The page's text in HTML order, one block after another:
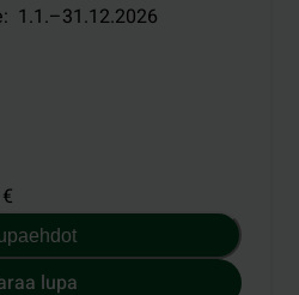
: 1.1.–31.12.2026
lupa